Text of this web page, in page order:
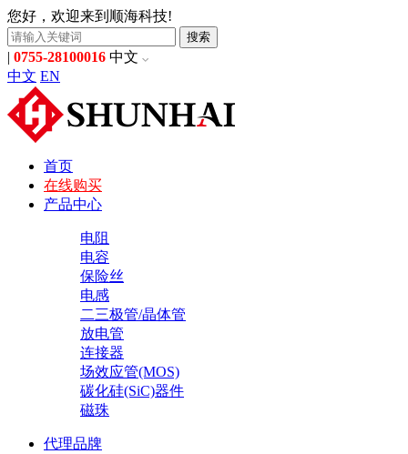
您好，欢迎来到顺海科技!
搜索
| 0755-28100016 中文
中文 EN
首页
在线购买
产品中心
电阻
电容
保险丝
电感
二三极管/晶体管
放电管
连接器
场效应管(MOS)
碳化硅(SiC)器件
磁珠
代理品牌